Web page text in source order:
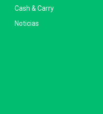
Cash & Carry
Noticias